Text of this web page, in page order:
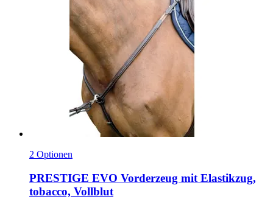
2 Optionen
PRESTIGE EVO Vorderzeug mit Elastikzug,
tobacco, Vollblut